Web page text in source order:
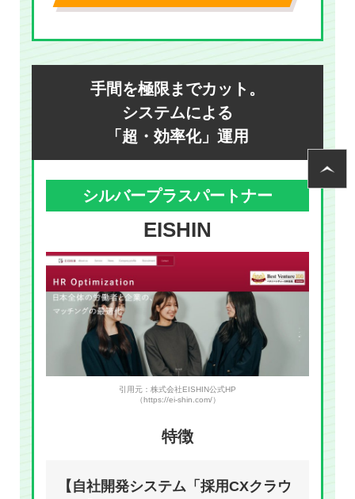
手間を極限までカット。
システムによる
「超・効率化」運用
シルバープラスパートナー
EISHIN
引用元：株式会社EISHIN公式HP
（https://ei-shin.com/）
特徴
【自社開発システム「採用CXクラウ